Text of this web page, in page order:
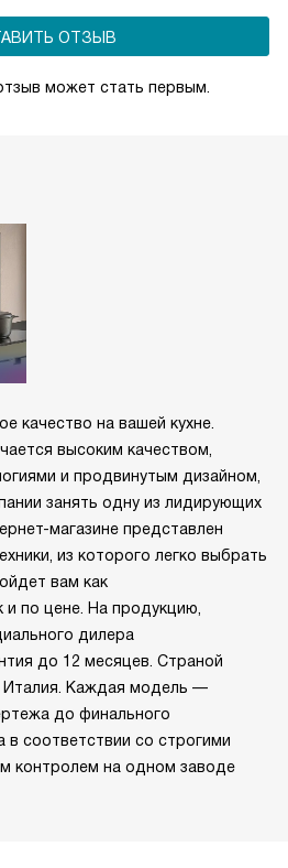
ОТЗЫВ
может стать первым.
качество на вашей кухне.
высоким качеством,
и продвинутым дизайном,
занять одну из лидирующих
магазине представлен
из которого легко выбрать
вам как
и по цене. На продукцию,
дилера
до 12 месяцев. Страной
Италия. Каждая модель —
до финального
в соответствии со строгими
контролем на одном заводе